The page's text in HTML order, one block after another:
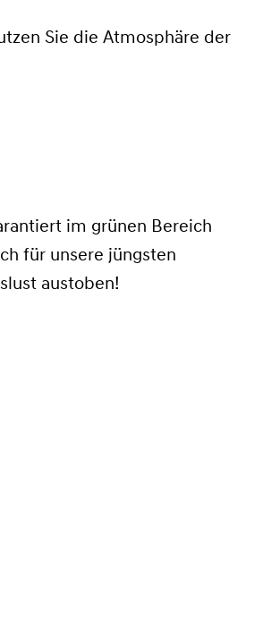
Sie die Atmosphäre der
im grünen Bereich
für unsere jüngsten
austoben!